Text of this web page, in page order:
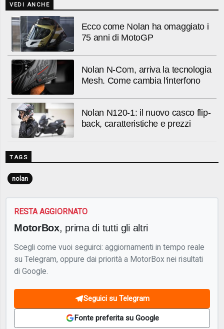
VEDI ANCHE
Ecco come Nolan ha omaggiato i
75 anni di MotoGP
Nolan N-Com, arriva la tecnologia
Mesh. Come cambia l'interfono
Nolan N120-1: il nuovo casco flip-
back, caratteristiche e prezzi
TAGS
nolan
RESTA AGGIORNATO
MotorBox, prima di tutti gli altri
Scegli come vuoi seguirci: aggiornamenti in tempo reale
su Telegram, oppure dai priorità a MotorBox nei risultati
di Google.
Seguici su Telegram
Fonte preferita su Google